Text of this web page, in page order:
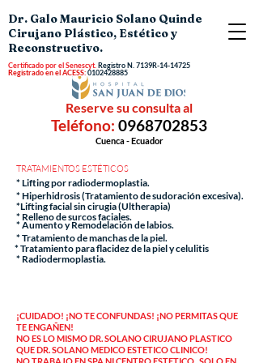
Dr. Galo Mauricio Solano Quinde
Cirujano Plástico, Estético y
Reconstructivo.
Certificado por el Senescyt. Registro N. 7139R-14-14725
Registrado en el ACESS:0102428885
Reserve su consulta al
Teléfono: 0968702853
Cuenca - Ecuador
TRATAMIENTOS ESTÉTICOS
¡CUIDADO! ¡NO TE CONFUNDAS! ¡NO PERMITAS QUE
TE ENGAÑEN!
NO ES LO MISMO DR. SOLANO CIRUJANO PLASTICO
QUE DR. SOLANO MEDICO ESTETICO CLINICO!
* Lifting por radiodermoplastia.
* Hiperhidrosis (Tratamiento de sudoración excesiva).
*Lifting facial sin cirugia (Ultherapia)
* Relleno de surcos faciales.
* Aumento y Remodelación de labios.
* Tratamiento de manchas de la piel.
* Tratamiento para flacidez de la piel y celulitis
* Radiodermoplastia.